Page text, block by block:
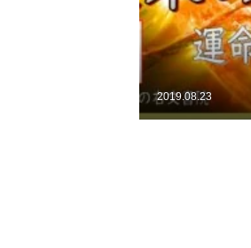
Online Store
2019.08.23